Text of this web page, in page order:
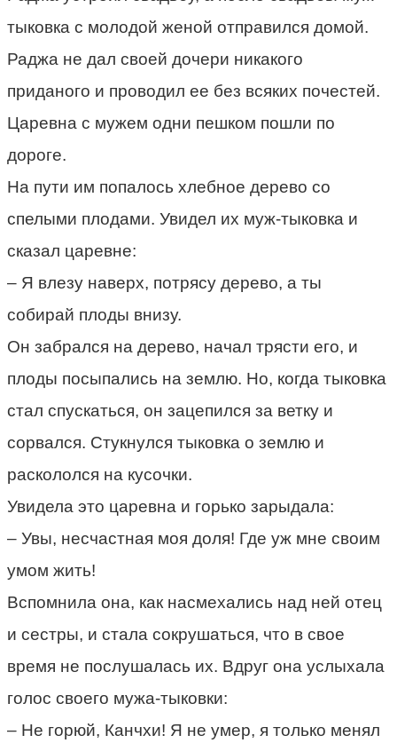
тыковка с молодой женой отправился домой.
Раджа не дал своей дочери никакого
приданого и проводил ее без всяких почестей.
Царевна с мужем одни пешком пошли по
дороге.
На пути им попалось хлебное дерево со
спелыми плодами. Увидел их муж-тыковка и
сказал царевне:
– Я влезу наверх, потрясу дерево, а ты
собирай плоды внизу.
Он забрался на дерево, начал трясти его, и
плоды посыпались на землю. Но, когда тыковка
стал спускаться, он зацепился за ветку и
сорвался. Стукнулся тыковка о землю и
раскололся на кусочки.
Увидела это царевна и горько зарыдала:
– Увы, несчастная моя доля! Где уж мне своим
умом жить!
Вспомнила она, как насмехались над ней отец
и сестры, и стала сокрушаться, что в свое
время не послушалась их. Вдруг она услыхала
голос своего мужа-тыковки:
– Не горюй, Канчхи! Я не умер, я только менял